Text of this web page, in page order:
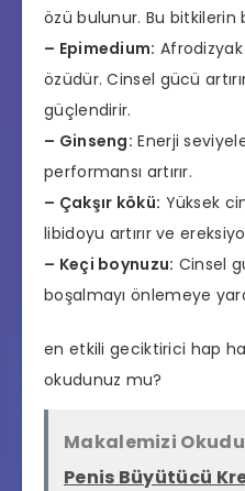
özü bulunur. Bu bitkilerin
– Epimedium:
özüdür. Cinsel gücü
güçlendirir.
– Ginseng: Enerji
performansı artırır.
– Çakşır kökü: Yüksek
libidoyu artırır ve
– Keçi boynuzu: Cinsel
boşalmayı önlemeye
en etkili geciktirici hap
okudunuz mu?
Makalemizi
Penis Büyütücü